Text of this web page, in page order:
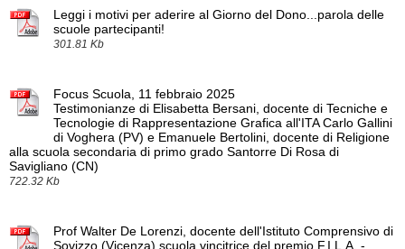
Leggi i motivi per aderire al Giorno del Dono...parola delle
scuole partecipanti!
301.81 Kb
Focus Scuola, 11 febbraio 2025
Testimonianze di Elisabetta Bersani, docente di Tecniche e
Tecnologie di Rappresentazione Grafica all'ITA Carlo Gallini
di Voghera (PV) e Emanuele Bertolini, docente di Religione
alla scuola secondaria di primo grado Santorre Di Rosa di
Savigliano (CN)
722.32 Kb
Prof Walter De Lorenzi, docente dell'Istituto Comprensivo di
Sovizzo (Vicenza) scuola vincitrice del premio F.I.L.A. -